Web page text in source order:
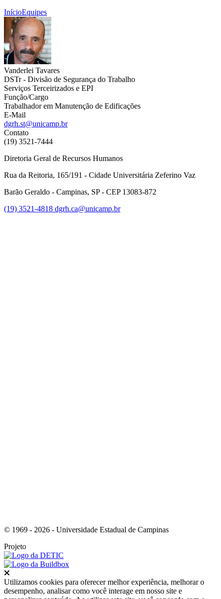
InícioEquipes
Vanderlei Tavares
DSTr - Divisão de Segurança do Trabalho
Serviços Terceirizados e EPI
Função/Cargo
Trabalhador em Manutenção de Edificações
E-Mail
dgrh.st@unicamp.br
Contato
(19) 3521-7444
Diretoria Geral de Recursos Humanos
Rua da Reitoria, 165/191 - Cidade Universitária Zeferino Vaz
Barão Geraldo - Campinas, SP - CEP 13083-872
(19) 3521-4818 dgrh.ca@unicamp.br
© 1969 - 2026 - Universidade Estadual de Campinas
Projeto
Utilizamos cookies para oferecer melhor experiência, melhorar o
desempenho, analisar como você interage em nosso site e